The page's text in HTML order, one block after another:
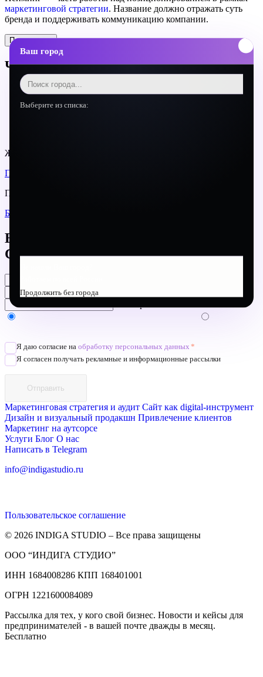
маркетинговой стратегии. Название должно отражать суть
бренда и поддерживать коммуникацию компании.
Поделиться
Частые вопросы о неймиге для B2B
Сколько стоит нейминг?
Как проверить название на оригинальность?
Желаете изучить наши проекты?
ПОРТФОЛИО
Предлагаем вам почитать другие статьи нашего блога
БЛОГ
Есть проект?
Свяжитесь с нами
Я даю согласие на обработку персональных данных *
Я согласен получать рекламные и информационные рассылки
Отправить
Маркетинговая стратегия и аудит Сайт как digital-инструмент
Дизайн и визуальный продакшн Привлечение клиентов
Маркетинг на аутсорсе
Услуги Блог О нас
Написать в Telegram
info@indigastudio.ru
Пользовательское соглашение
© 2026 INDIGA STUDIO – Все права защищены
ООО “ИНДИГА СТУДИО”
ИНН 1684008286 КПП 168401001
ОГРН 1221600084089
Рассылка для тех, у кого свой бизнес. Новости и кейсы для
предпринимателей - в вашей почте дважды в месяц.
Бесплатно
Ваш город
Выберите из списка:
Продолжить без города